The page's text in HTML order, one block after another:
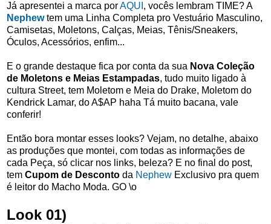
Já apresentei a marca porAQUI , vocês lembram TIME? A
Nephewtem uma Linha Completa pro Vestuário Masculino,
Camisetas, Moletons, Calças, Meias, Tênis/Sneakers,
Óculos, Acessórios, enfim...
E o grande destaque fica por conta da sua Nova Coleção
de Moletons e Meias Estampadas, tudo muito ligado à
cultura Street, tem Moletom e Meia do Drake, Moletom do
Kendrick Lamar, do A$AP haha Tá muito bacana, vale
conferir!
Então bora montar esses looks? Vejam, no detalhe, abaixo
as produções que montei, com todas as informações de
cada Peça, só clicar nos links, beleza? E no final do post,
tem Cupom de Desconto da Nephew Exclusivo pra quem
é leitor do Macho Moda. GO \o
Look 01)